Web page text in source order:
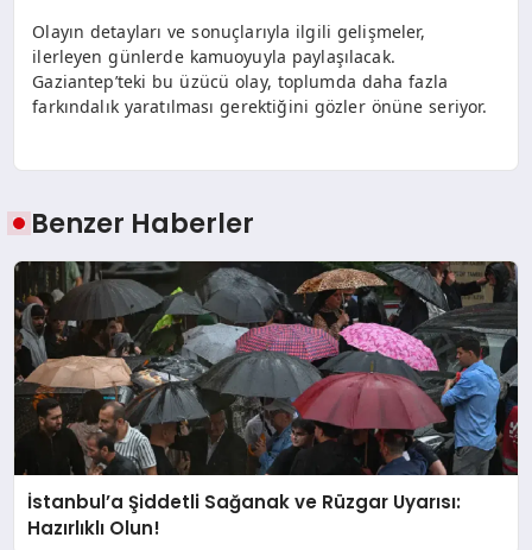
Olayın detayları ve sonuçlarıyla ilgili gelişmeler,
ilerleyen günlerde kamuoyuyla paylaşılacak.
Gaziantep’teki bu üzücü olay, toplumda daha fazla
farkındalık yaratılması gerektiğini gözler önüne seriyor.
Benzer Haberler
İstanbul’a Şiddetli Sağanak ve Rüzgar Uyarısı:
Hazırlıklı Olun!